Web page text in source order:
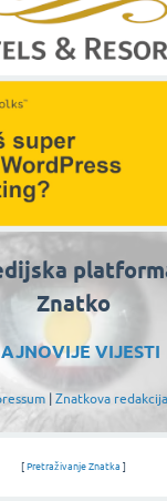
Znatko
VIJESTI
| Znatkova redakcija
[ Pretraživanje Znatka ]